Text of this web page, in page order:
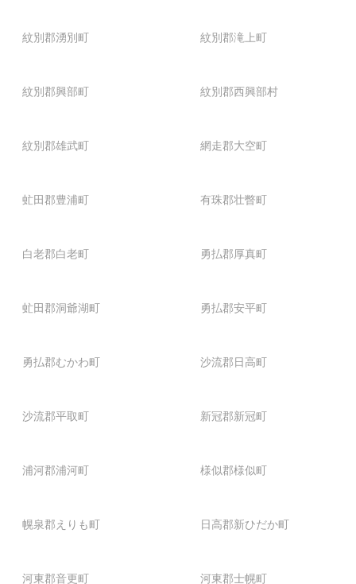
紋別郡湧別町 紋別郡滝上町
紋別郡興部町 紋別郡西興部村
紋別郡雄武町 網走郡大空町
虻田郡豊浦町 有珠郡壮瞥町
白老郡白老町 勇払郡厚真町
虻田郡洞爺湖町 勇払郡安平町
勇払郡むかわ町 沙流郡日高町
沙流郡平取町 新冠郡新冠町
浦河郡浦河町 様似郡様似町
幌泉郡えりも町 日高郡新ひだか町
河東郡音更町 河東郡士幌町